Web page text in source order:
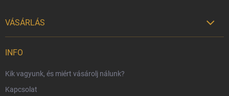
VÁSÁRLÁS 
Harry Potter bolt Magyarország
Rendelésem
INFO
Kik vagyunk, és miért vásárolj nálunk?
Kapcsolat